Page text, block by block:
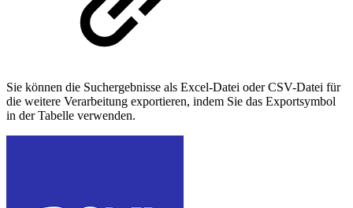
Sie können die Suchergebnisse als Excel-Datei oder CSV-Datei für
die weitere Verarbeitung exportieren, indem Sie das Exportsymbol
in der Tabelle verwenden.